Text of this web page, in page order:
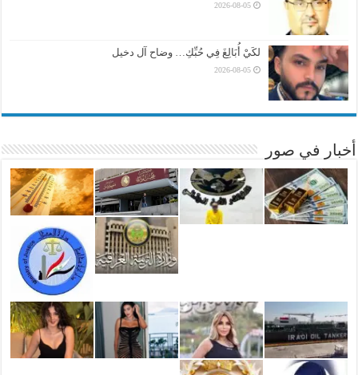
2026-08-05
لكَيْ أُبَالِغَ فِي حُبِّكِ… وضاح آل دخيل
2026-08-05
أخبار في صور